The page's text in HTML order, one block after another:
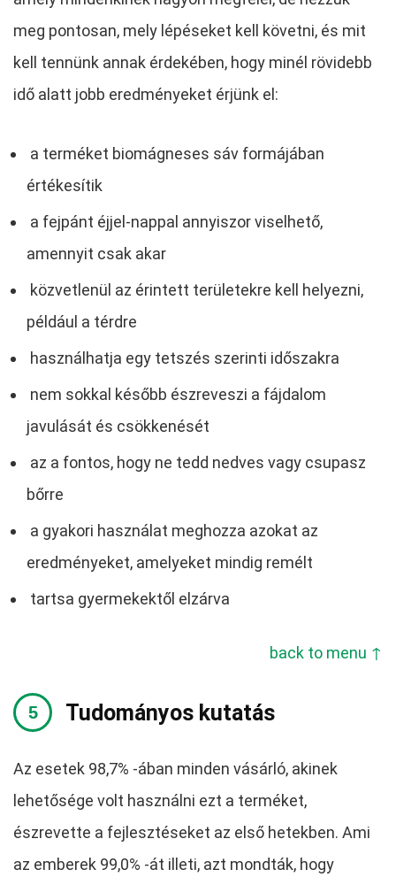
meg pontosan, mely lépéseket kell követni, és mit
kell tennünk annak érdekében, hogy minél rövidebb
idő alatt jobb eredményeket érjünk el:
a terméket biomágneses sáv formájában
értékesítik
a fejpánt éjjel-nappal annyiszor viselhető,
amennyit csak akar
közvetlenül az érintett területekre kell helyezni,
például a térdre
használhatja egy tetszés szerinti időszakra
nem sokkal később észreveszi a fájdalom
javulását és csökkenését
az a fontos, hogy ne tedd nedves vagy csupasz
bőrre
a gyakori használat meghozza azokat az
eredményeket, amelyeket mindig remélt
tartsa gyermekektől elzárva
back to menu ↑
Tudományos kutatás
Az esetek 98,7% -ában minden vásárló, akinek
lehetősége volt használni ezt a terméket,
észrevette a fejlesztéseket az első hetekben. Ami
az emberek 99,0% -át illeti, azt mondták, hogy